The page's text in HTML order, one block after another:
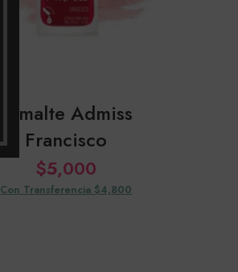
Esmalte Admiss
Francisco
$5,000
Con Transferencia $4,800